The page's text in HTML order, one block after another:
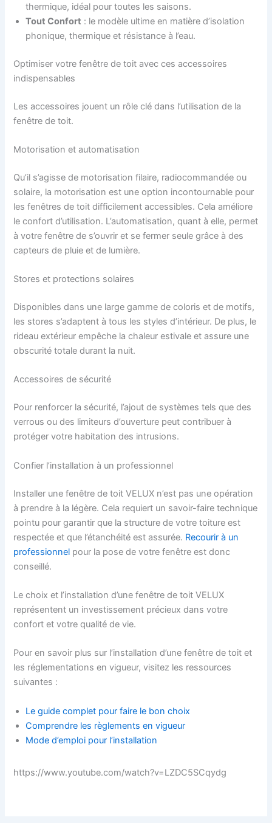
thermique, idéal pour toutes les saisons.
Tout Confort : le modèle ultime en matière d’isolation
phonique, thermique et résistance à l’eau.
Optimiser votre fenêtre de toit avec ces accessoires
indispensables
Les accessoires jouent un rôle clé dans l’utilisation de la
fenêtre de toit.
Motorisation et automatisation
Qu’il s’agisse de motorisation filaire, radiocommandée ou
solaire, la motorisation est une option incontournable pour
les fenêtres de toit difficilement accessibles. Cela améliore
le confort d’utilisation. L’automatisation, quant à elle, permet
à votre fenêtre de s’ouvrir et se fermer seule grâce à des
capteurs de pluie et de lumière.
Stores et protections solaires
Disponibles dans une large gamme de coloris et de motifs,
les stores s’adaptent à tous les styles d’intérieur. De plus, le
rideau extérieur empêche la chaleur estivale et assure une
obscurité totale durant la nuit.
Accessoires de sécurité
Pour renforcer la sécurité, l’ajout de systèmes tels que des
verrous ou des limiteurs d’ouverture peut contribuer à
protéger votre habitation des intrusions.
Confier l’installation à un professionnel
Installer une fenêtre de toit VELUX n’est pas une opération
à prendre à la légère. Cela requiert un savoir-faire technique
pointu pour garantir que la structure de votre toiture est
respectée et que l’étanchéité est assurée. Recourir à un
professionnel pour la pose de votre fenêtre est donc
conseillé.
Le choix et l’installation d’une fenêtre de toit VELUX
représentent un investissement précieux dans votre
confort et votre qualité de vie.
Pour en savoir plus sur l’installation d’une fenêtre de toit et
les réglementations en vigueur, visitez les ressources
suivantes :
Le guide complet pour faire le bon choix
Comprendre les règlements en vigueur
Mode d’emploi pour l’installation
https://www.youtube.com/watch?v=LZDC5SCqydg